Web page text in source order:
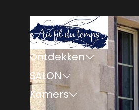
Ontdekken
SALON
Kamers